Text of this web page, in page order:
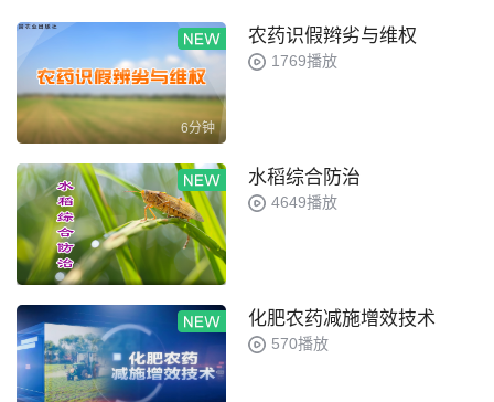
6分钟
农药识假辫劣与维权
1769播放
水稻综合防治
4649播放
化肥农药减施增效技术
570播放